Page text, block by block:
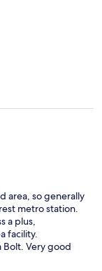
area, so generally
metro station.
a plus,
facility.
Bolt. Very good